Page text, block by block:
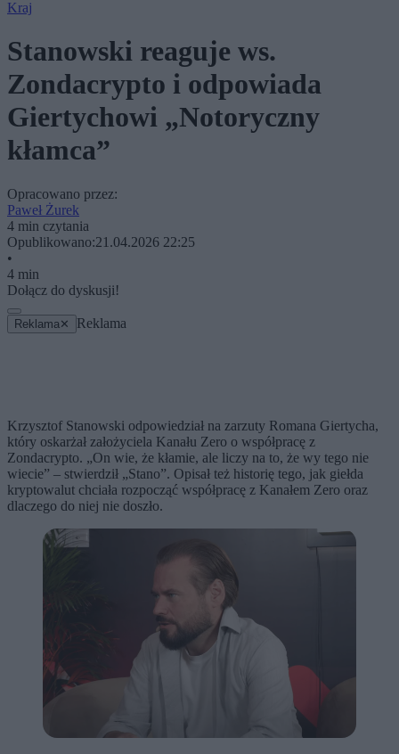
Kraj
Stanowski reaguje ws.
Zondacrypto i odpowiada
Giertychowi „Notoryczny
kłamca”
Opracowano przez:
Paweł Żurek
4 min czytania
Opublikowano:21.04.2026 22:25
•
4 min
Dołącz do dyskusji!
Reklama ✕ Reklama
Krzysztof Stanowski odpowiedział na zarzuty Romana Giertycha,
który oskarżał założyciela Kanału Zero o współpracę z
Zondacrypto. „On wie, że kłamie, ale liczy na to, że wy tego nie
wiecie” – stwierdził „Stano”. Opisał też historię tego, jak giełda
kryptowalut chciała rozpocząć współpracę z Kanałem Zero oraz
dlaczego do niej nie doszło.